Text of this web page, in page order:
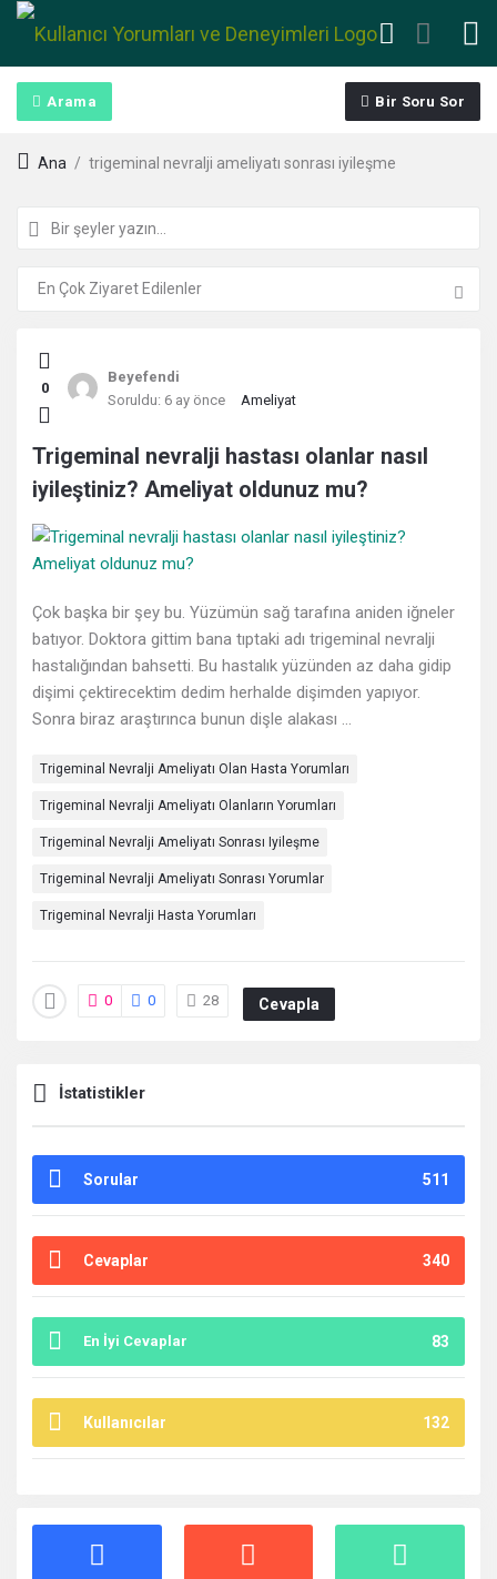
Arama Bir Soru Sor
Ana / trigeminal nevralji ameliyatı sonrası iyileşme
Kullanıcı
Yorumları
ve
Deneyimleri
En
Sorular
0
Beyefendi
Soruldu: 6 ay önce Ameliyat
Trigeminal nevralji hastası olanlar nasıl
iyileştiniz? Ameliyat oldunuz mu?
Çok başka bir şey bu. Yüzümün sağ tarafına aniden iğneler
batıyor. Doktora gittim bana tıptaki adı trigeminal nevralji
hastalığından bahsetti. Bu hastalık yüzünden az daha gidip
dişimi çektirecektim dedim herhalde dişimden yapıyor.
Sonra biraz araştırınca bunun dişle alakası ...
Trigeminal Nevralji Ameliyatı Olan Hasta Yorumları
Trigeminal Nevralji Ameliyatı Olanların Yorumları
Trigeminal Nevralji Ameliyatı Sonrası Iyileşme
Trigeminal Nevralji Ameliyatı Sonrası Yorumlar
Trigeminal Nevralji Hasta Yorumları
0 0 28 Cevapla
İstatistikler
Sorular 511
Cevaplar 340
En İyi Cevaplar 83
Kullanıcılar 132
İstatistikler